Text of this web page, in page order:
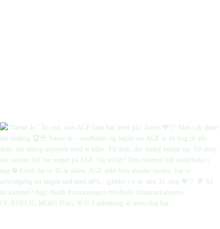
GLÆDELIG MORS DAG 🌸🩷 I anledning af mors dag har